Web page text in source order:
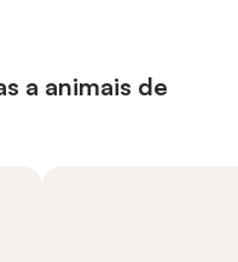
a animais de